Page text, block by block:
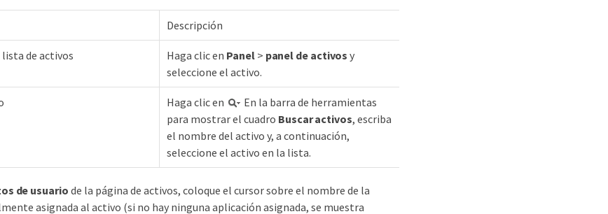
Descripción
lista de activos Haga clic en Panel> panel de activos y
seleccione el activo.
Haga clic en
En la barra de herramientas
para mostrar el cuadro Buscar activos, escriba
el nombre del activo y, a continuación,
seleccione el activo en la lista.
de usuario de la página de activos, coloque el cursor sobre el nombre de la
asignada al activo (si no hay ninguna aplicación asignada, se muestra